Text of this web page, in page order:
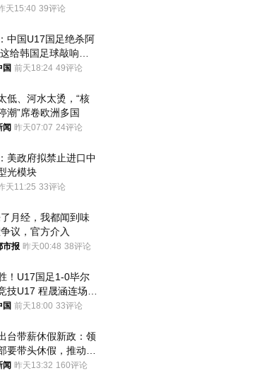
天15:40 39评论
中国U17国足绝杀阿
给韩国足球敲响了
国 前天18:24 49评论
低、河水太烫，“核
潮”席卷欧洲多国
闻 昨天07:07 24评论
美政府拟禁止进口中
光模块
天11:25 33评论
了月经，我都闻到味
议，官方介入
市报 昨天00:48 38评论
！U17国足1-0毕尔
技U17 程晟涵连场破
国 前天18:00 33评论
台带薪休假新政：领
要带头休假，推动全
尽休、休满休足
闻 昨天13:32 160评论